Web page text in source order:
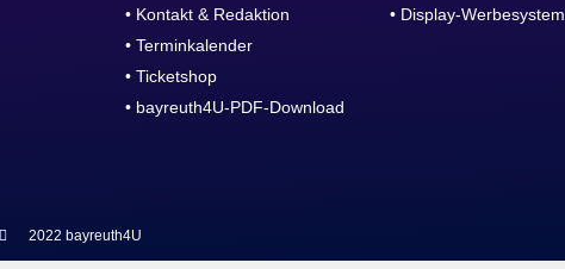
• Kontakt & Redaktion
• Terminkalender
• Ticketshop
• bayreuth4U-PDF-Download
• Display-Werbesystem
2022 bayreuth4U